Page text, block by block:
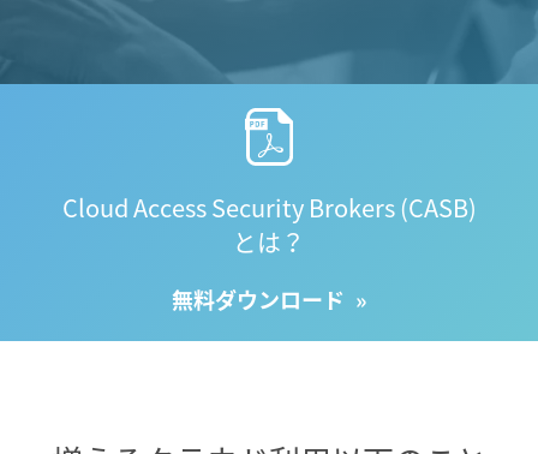
Cloud Access Security Brokers (CASB)
とは？
無料ダウンロード